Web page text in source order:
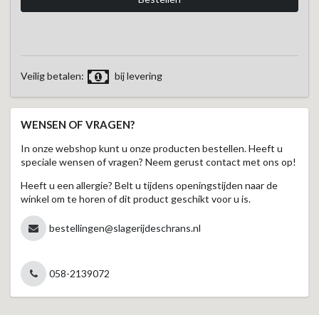
Veilig betalen: bij levering
WENSEN OF VRAGEN?
In onze webshop kunt u onze producten bestellen. Heeft u
speciale wensen of vragen? Neem gerust contact met ons op!
Heeft u een allergie? Belt u tijdens openingstijden naar de
winkel om te horen of dit product geschikt voor u is.
bestellingen@slagerijdeschrans.nl
058-2139072